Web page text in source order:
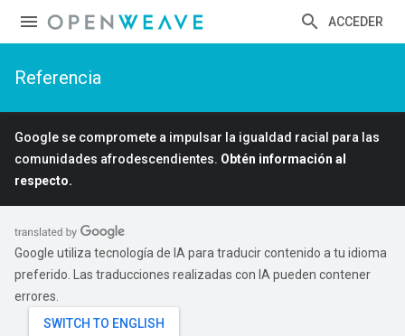
ACCEDER
Referencia
Google se compromete a impulsar la igualdad racial para las
comunidades afrodescendientes. Obtén información al
respecto.
Google utiliza tecnología de IA para traducir contenido a tu idioma
preferido. Las traducciones realizadas con IA pueden contener
errores.